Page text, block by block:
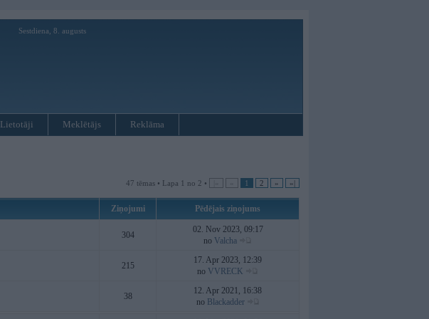
Sestdiena, 8. augusts
Lietotāji Meklētājs Reklāma
47 tēmas • Lapa 1 no 2 • |« « 1 2 » »|
Ziņojumi Pēdējais ziņojums
304
02. Nov 2023, 09:17
no Valcha
215
17. Apr 2023, 12:39
no VVRECK
38
12. Apr 2021, 16:38
no Blackadder